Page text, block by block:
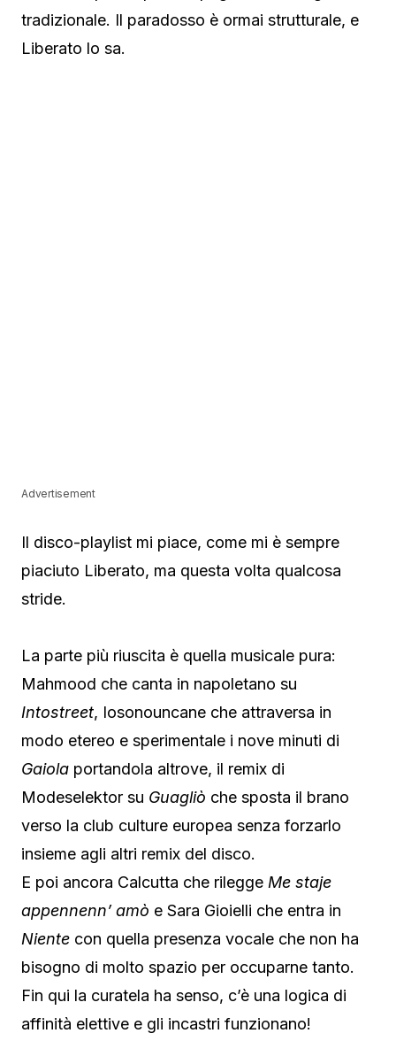
tradizionale. Il paradosso è ormai strutturale, e
Liberato lo sa.
Advertisement
Il disco-playlist mi piace, come mi è sempre
piaciuto Liberato, ma questa volta qualcosa
stride.
La parte più riuscita è quella musicale pura:
Mahmood che canta in napoletano su
Intostreet, Iosonouncane che attraversa in
modo etereo e sperimentale i nove minuti di
Gaiola portandola altrove, il remix di
Modeselektor su Guagliò che sposta il brano
verso la club culture europea senza forzarlo
insieme agli altri remix del disco.
E poi ancora Calcutta che rilegge Me staje
appennenn’ amò e Sara Gioielli che entra in
Niente con quella presenza vocale che non ha
bisogno di molto spazio per occuparne tanto.
Fin qui la curatela ha senso, c’è una logica di
affinità elettive e gli incastri funzionano!